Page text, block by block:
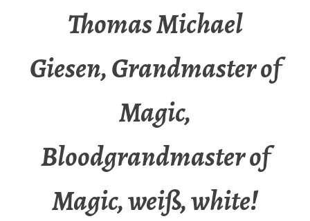
Thomas Michael
Giesen, Grandmaster of
Magic,
Bloodgrandmaster of
Magic, weiß, white!